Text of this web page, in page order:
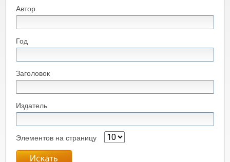
Автор
Год
Заголовок
Издатель
Элементов на страницу